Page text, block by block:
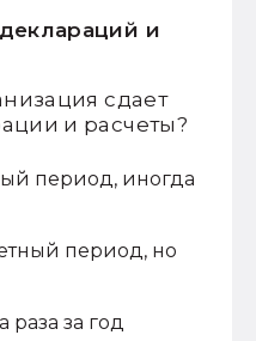
и
сдает
и расчеты?
период, иногда
период, но
за год